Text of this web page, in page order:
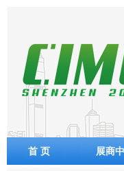
首 页 展商